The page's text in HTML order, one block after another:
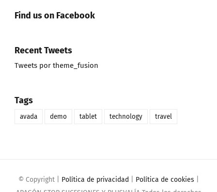
Find us on Facebook
Recent Tweets
Tweets por theme_fusion
Tags
avada demo tablet technology travel
© Copyright Política de privacidad Política de cookies